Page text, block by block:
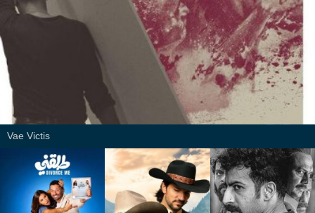
Vae Victis